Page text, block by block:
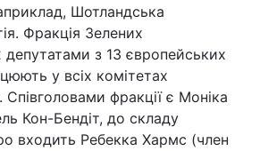
Шотландська
Фракція Зелених
депутатами з 13 європейських
у всіх комітетах
фракції є Моніка
Кон-Бендіт, до складу
входить Ребекка Хармс (член